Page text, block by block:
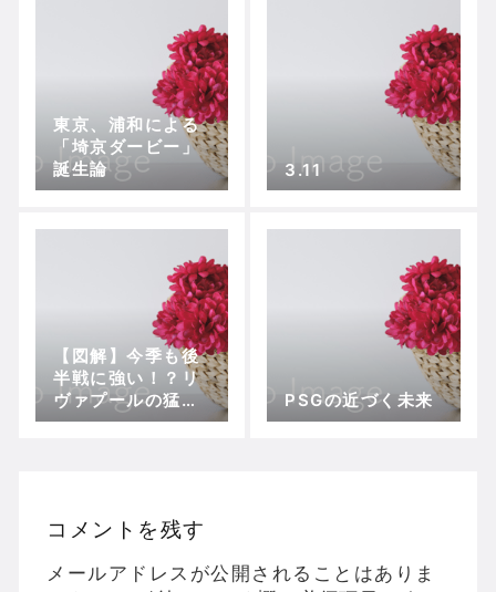
東京、浦和による
「埼京ダービー」
誕生論
3.11
【図解】今季も後
半戦に強い！？リ
ヴァプールの猛追
始まる！！
PSGの近づく未来
コメントを残す
メールアドレスが公開されることはありま